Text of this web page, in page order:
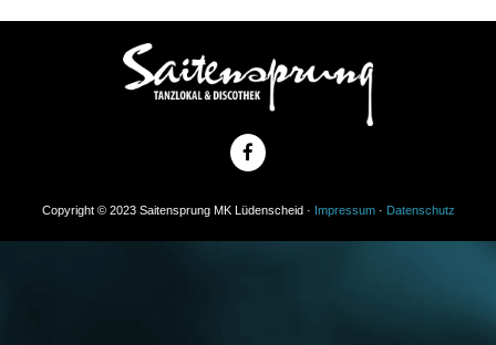
Copyright © 2023 Saitensprung MK Lüdenscheid · Impressum· Datenschutz